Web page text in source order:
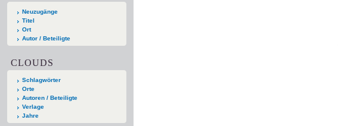
Neuzugänge
Titel
Ort
Autor / Beteiligte
CLOUDS
Schlagwörter
Orte
Autoren / Beteiligte
Verlage
Jahre